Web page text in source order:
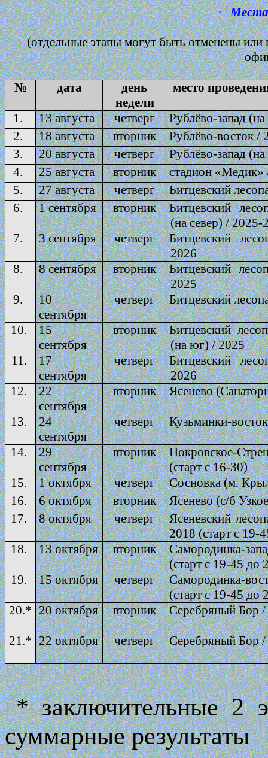
· Места
(отдельные этапы могут быть отменены или
№ дата
день
недели
место
1. 13 августа четверг
Рублёво-запад
2.
18 августа вторник
Рублёво-восток /
3.
20 августа четверг
Рублёво-запад
4.
25 августа вторник
стадион «Медик»
5.
27 августа четверг
Битцевский
6.
1 сентября вторник
Битцевский
(на север) / 2025-
7.
3 сентября четверг
Битцевский
2026
8.
8 сентября вторник
Битцевский
2025
9.
10
сентября
четверг Битцевский
10.
15
сентября
вторник
Битцевский
(на юг) / 2025
11.
17
сентября
четверг
Битцевский
2026
12.
22
сентября
вторник Ясенево
13.
24
сентября
четверг Кузьминки-
14.
29
сентября
вторник
Покровское-
(старт с 16-30)
15.
1 октября четверг
Сосновка (м.
16.
6 октября вторник
Ясенево (с/б
17.
8 октября четверг
Ясеневский
2018 (старт с 19-
18.
13 октября вторник
Самородинка-
(старт с 19-45 до
19.
15 октября четверг
Самородинка-
(старт с 19-45 до
20.* 20 октября вторник Серебряный Бор /
21.* 22 октября четверг Серебряный Бор /
* заключительные 2
суммарные результаты